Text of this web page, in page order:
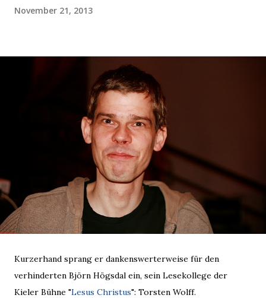
November 21, 2013
Kurzerhand sprang er dankenswerterweise für den
verhinderten Björn Högsdal ein, sein Lesekollege der
Kieler Bühne "Lesus Christus": Torsten Wolff.